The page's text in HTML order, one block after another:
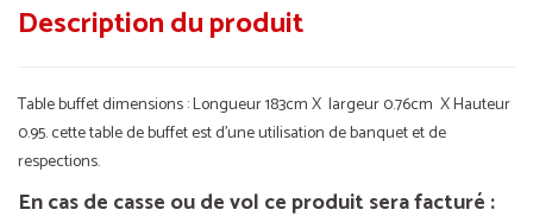
Description du produit
Table buffet dimensions : Longueur 183cm X largeur 0.76cm X Hauteur
0.95. cette table de buffet est d’une utilisation de banquet et de
respections.
En cas de casse ou de vol ce produit sera facturé :